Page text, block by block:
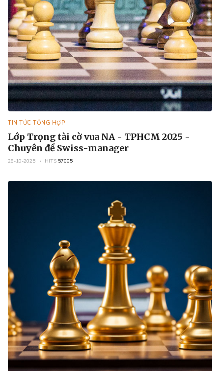
TIN TỨC TỔNG HỢP
Lớp Trọng tài cờ vua NA - TPHCM 2025 -
Chuyên đề Swiss-manager
28-10-2025 HITS 57005